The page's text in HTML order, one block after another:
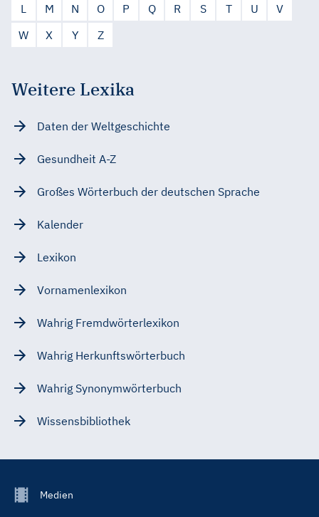
L
M N O P Q R S T U
V
W
X Y Z
Weitere Lexika
Daten der Weltgeschichte
Gesundheit A-Z
Großes Wörterbuch der deutschen Sprache
Kalender
Lexikon
Vornamenlexikon
Wahrig Fremdwörterlexikon
Wahrig Herkunftswörterbuch
Wahrig Synonymwörterbuch
Wissensbibliothek
FooterMedien